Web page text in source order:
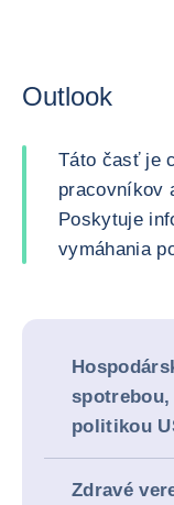
Outlook
Táto časť je
pracovníkov
Poskytuje
vymáhania
politikou
Zdravé